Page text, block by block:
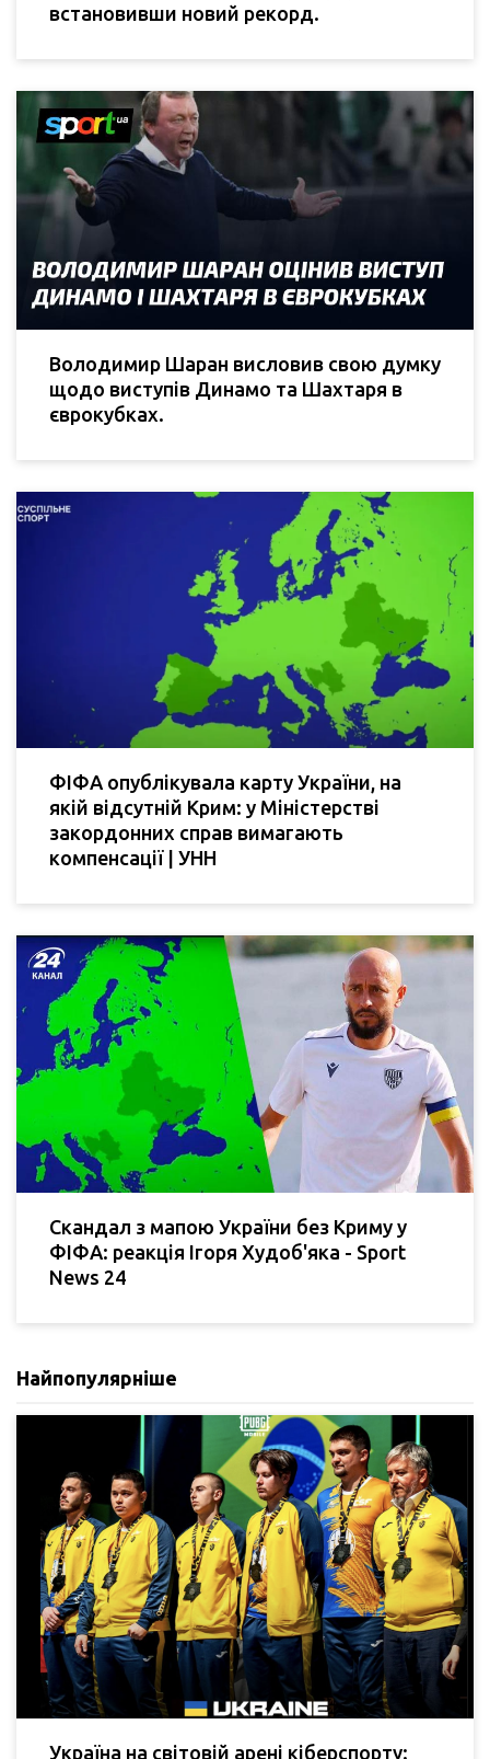
встановивши новий рекорд.
Володимир Шаран висловив свою думку
щодо виступів Динамо та Шахтаря в
єврокубках.
ФІФА опублікувала карту України, на
якій відсутній Крим: у Міністерстві
закордонних справ вимагають
компенсації | УНН
Скандал з мапою України без Криму у
ФІФА: реакція Ігоря Худоб'яка - Sport
News 24
Найпопулярніше
Україна на світовій арені кіберспорту: